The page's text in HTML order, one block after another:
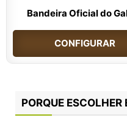
Bandeira Oficial do
CONFIGURAR
PORQUE